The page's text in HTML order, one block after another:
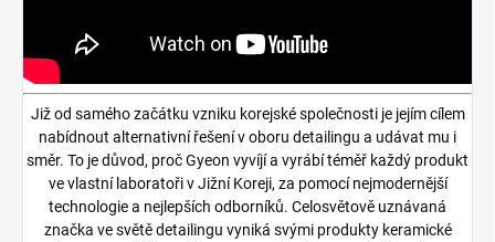
Již od samého začátku vzniku korejské společnosti je jejím cílem
nabídnout alternativní řešení v oboru detailingu a udávat mu i
směr. To je důvod, proč Gyeon vyvíjí a vyrábí téměř každý produkt
ve vlastní laboratoři v Jižní Koreji, za pomocí nejmodernější
technologie a nejlepších odborníků. Celosvětově uznávaná
značka ve světě detailingu vyniká svými produkty keramické